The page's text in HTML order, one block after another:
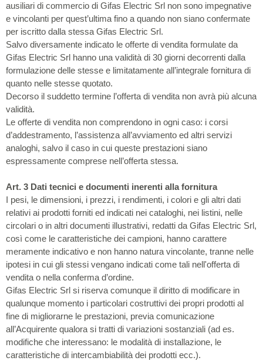
ausiliari di commercio di Gifas Electric Srl non sono impegnative
e vincolanti per quest’ultima fino a quando non siano confermate
per iscritto dalla stessa Gifas Electric Srl.
Salvo diversamente indicato le offerte di vendita formulate da
Gifas Electric Srl hanno una validità di 30 giorni decorrenti dalla
formulazione delle stesse e limitatamente all’integrale fornitura di
quanto nelle stesse quotato.
Decorso il suddetto termine l’offerta di vendita non avrà più alcuna
validità.
Le offerte di vendita non comprendono in ogni caso: i corsi
d’addestramento, l’assistenza all’avviamento ed altri servizi
analoghi, salvo il caso in cui queste prestazioni siano
espressamente comprese nell’offerta stessa.
Art. 3 Dati tecnici e documenti inerenti alla fornitura
I pesi, le dimensioni, i prezzi, i rendimenti, i colori e gli altri dati
relativi ai prodotti forniti ed indicati nei cataloghi, nei listini, nelle
circolari o in altri documenti illustrativi, redatti da Gifas Electric Srl,
così come le caratteristiche dei campioni, hanno carattere
meramente indicativo e non hanno natura vincolante, tranne nelle
ipotesi in cui gli stessi vengano indicati come tali nell'offerta di
vendita o nella conferma d’ordine.
Gifas Electric Srl si riserva comunque il diritto di modificare in
qualunque momento i particolari costruttivi dei propri prodotti al
fine di migliorarne le prestazioni, previa comunicazione
all’Acquirente qualora si tratti di variazioni sostanziali (ad es.
modifiche che interessano: le modalità di installazione, le
caratteristiche di intercambiabilità dei prodotti ecc.).